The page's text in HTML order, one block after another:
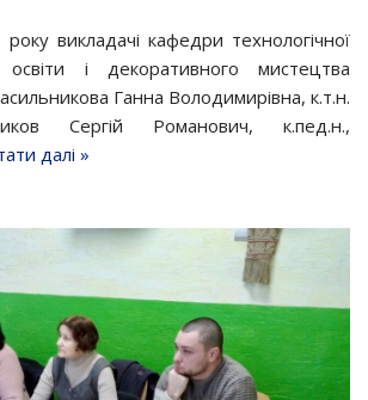
викладачі кафедри технологічної
освіти і декоративного мистецтва
Ганна Володимирівна, к.т.н.
Сергій Романович, к.пед.н.,
далі »